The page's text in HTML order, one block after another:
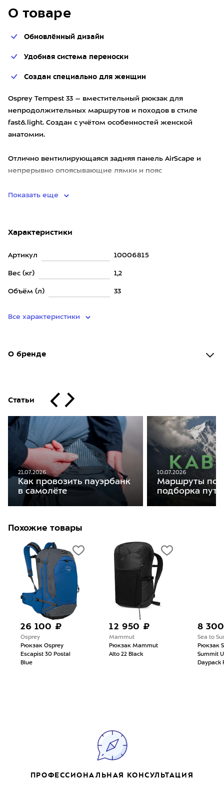
О товаре
Обновлённый дизайн
Удобная система переноски
Создан специально для женщин
Osprey Tempest 33 – вместительный рюкзак для
непродолжительных маршрутов и походов в стиле
fast&light. Создан с учётом особенностей женской
анатомии.
Отлично вентилирующаяся задняя панель AirScape и
непрерывно опоясывающие лямки и пояс
Показать еще
Характеристики
Артикул 10006815
Вес (кг) 1,2
Объём (л) 33
Все характеристики
О бренде
Статьи
21.07.2026
Как провозить пауэрбанк
в самолёте
10.07.2026
Маршруты по
подборка
Похожие товары
26 100 ₽
Osprey
Рюкзак Osprey
Escapist 30 Postal
Blue
12 950 ₽
Mammut
Рюкзак Mammut
Alto 22 Black
8
Sea to
Рюкзак
Summit
Daypack
ПРОФЕССИОНАЛЬНАЯ КОНСУЛЬТАЦИЯ